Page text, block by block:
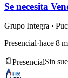
Se necesita
Grupo Integra ·
Presencial·hace 8
PresencialSin